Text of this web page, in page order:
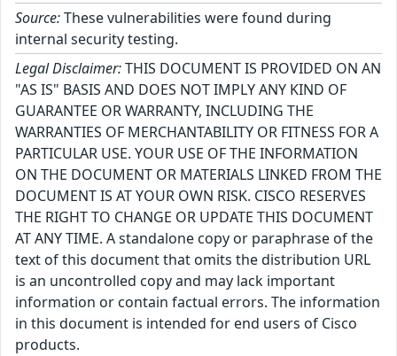
Source:These vulnerabilities were found during
internal security testing.
Legal Disclaimer:THIS DOCUMENT IS PROVIDED ON AN
"AS IS" BASIS AND DOES NOT IMPLY ANY KIND OF
GUARANTEE OR WARRANTY, INCLUDING THE
WARRANTIES OF MERCHANTABILITY OR FITNESS FOR A
PARTICULAR USE. YOUR USE OF THE INFORMATION
ON THE DOCUMENT OR MATERIALS LINKED FROM THE
DOCUMENT IS AT YOUR OWN RISK. CISCO RESERVES
THE RIGHT TO CHANGE OR UPDATE THIS DOCUMENT
AT ANY TIME. A standalone copy or paraphrase of the
text of this document that omits the distribution URL
is an uncontrolled copy and may lack important
information or contain factual errors. The information
in this document is intended for end users of Cisco
products.